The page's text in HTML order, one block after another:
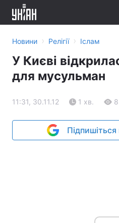
Новини › Релігії › Іслам
У Києві
для мусульман
11:31, 30.11.12 1 хв. 8